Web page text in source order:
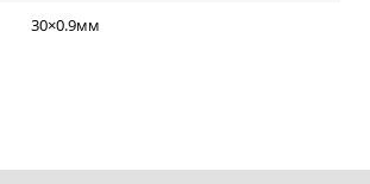
30×0.9мм